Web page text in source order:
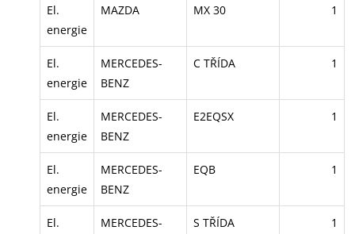
El.
energie
MAZDA MX 30 1
El.
energie
MERCEDES-
BENZ
C TŘÍDA 1
El.
energie
MERCEDES-
BENZ
E2EQSX 1
El.
energie
MERCEDES-
BENZ
EQB 1
El.
MERCEDES-
S TŘÍDA 1